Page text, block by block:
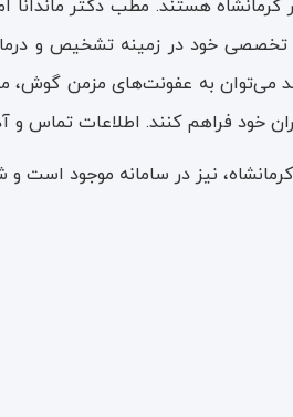
هستند. مطب دکتر ماندانا
خود در زمینه تشخیص و
می‌توان به عفونت‌های مزمن
خود فراهم کنند. اطلاعات
نیز در سامانه موجود است و